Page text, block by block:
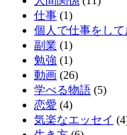
仕事 (1)
個人で仕事をし
副業 (1)
勉強 (1)
動画 (26)
学べる物語 (5)
恋愛 (4)
気楽なエッセイ